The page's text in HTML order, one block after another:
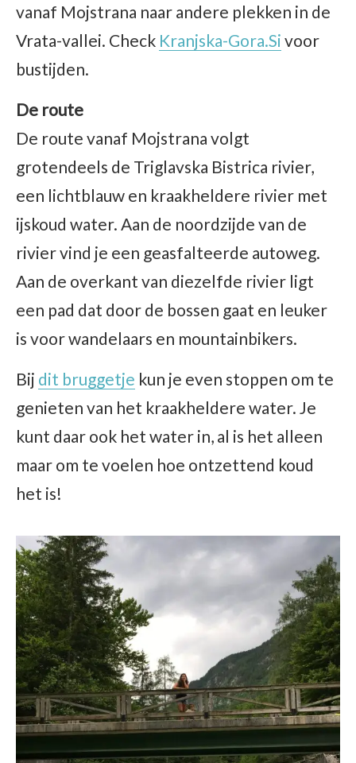
vanaf Mojstrana naar andere plekken in de
Vrata-vallei. Check Kranjska-Gora.Si voor
bustijden.
De route
De route vanaf Mojstrana volgt
grotendeels de Triglavska Bistrica rivier,
een lichtblauw en kraakheldere rivier met
ijskoud water. Aan de noordzijde van de
rivier vind je een geasfalteerde autoweg.
Aan de overkant van diezelfde rivier ligt
een pad dat door de bossen gaat en leuker
is voor wandelaars en mountainbikers.
Bij dit bruggetje kun je even stoppen om te
genieten van het kraakheldere water. Je
kunt daar ook het water in, al is het alleen
maar om te voelen hoe ontzettend koud
het is!